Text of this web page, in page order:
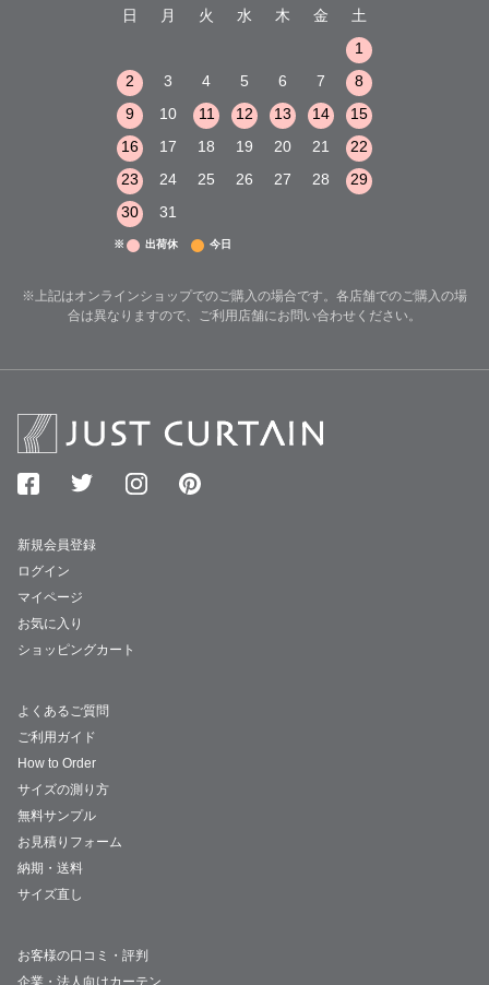
日
月 火 水 木 金
土
1
2
3 4 5 6 7
8
9
10 11 12 13 14
15
16
17 18 19 20 21
22
23
24 25 26 27 28
29
30
31
※ 出荷休 今日
※上記はオンラインショップでのご購入の場合です。各店舗でのご購入の場
合は異なりますので、ご利用店舗にお問い合わせください。
新規会員登録
ログイン
マイページ
お気に入り
ショッピングカート
よくあるご質問
ご利用ガイド
How to Order
サイズの測り方
無料サンプル
お見積りフォーム
納期・送料
サイズ直し
お客様の口コミ・評判
企業・法人向けカーテン